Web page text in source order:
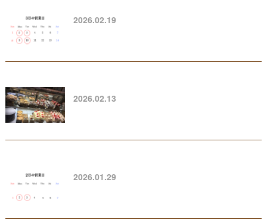
2026.02.19
2026.02.13
2026.01.29